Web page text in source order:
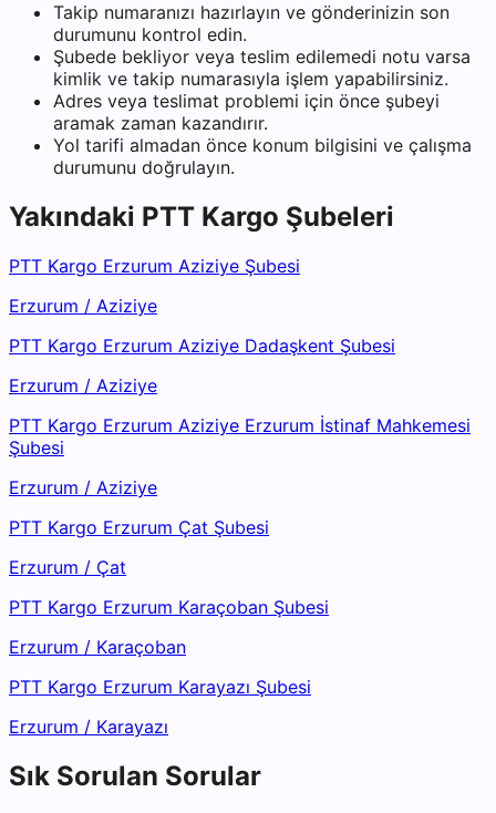
Takip numaranızı hazırlayın ve gönderinizin son
durumunu kontrol edin.
Şubede bekliyor veya teslim edilemedi notu varsa
kimlik ve takip numarasıyla işlem yapabilirsiniz.
Adres veya teslimat problemi için önce şubeyi
aramak zaman kazandırır.
Yol tarifi almadan önce konum bilgisini ve çalışma
durumunu doğrulayın.
Yakındaki PTT Kargo Şubeleri
PTT Kargo Erzurum Aziziye Şubesi
Erzurum / Aziziye
PTT Kargo Erzurum Aziziye Dadaşkent Şubesi
Erzurum / Aziziye
PTT Kargo Erzurum Aziziye Erzurum İstinaf Mahkemesi
Şubesi
Erzurum / Aziziye
PTT Kargo Erzurum Çat Şubesi
Erzurum / Çat
PTT Kargo Erzurum Karaçoban Şubesi
Erzurum / Karaçoban
PTT Kargo Erzurum Karayazı Şubesi
Erzurum / Karayazı
Sık Sorulan Sorular